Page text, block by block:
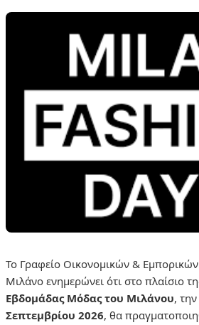
Το Γραφείο Οικονομικών &
Μιλάνο ενημερώνει ότι στο πλαίσιο
Εβδομάδας Μόδας του Μιλάνου, την
Σεπτεμβρίου 2026, θα